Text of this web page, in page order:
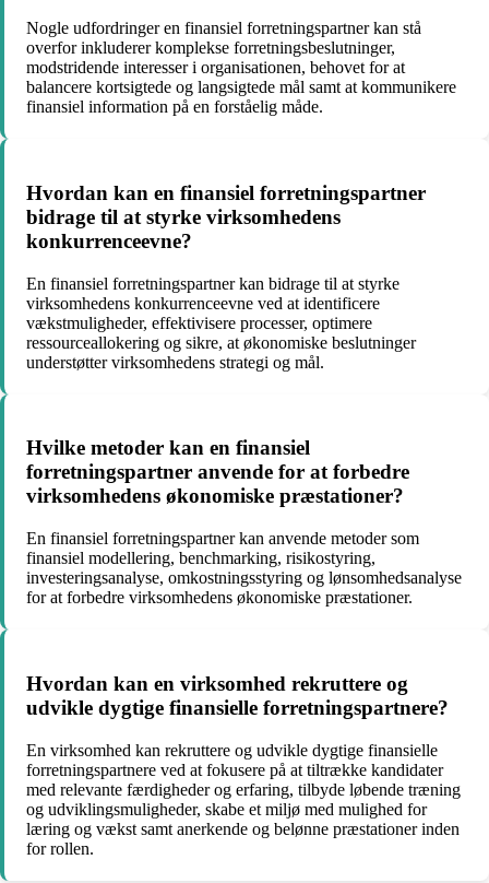
Nogle udfordringer en finansiel forretningspartner kan stå
overfor inkluderer komplekse forretningsbeslutninger,
modstridende interesser i organisationen, behovet for at
balancere kortsigtede og langsigtede mål samt at kommunikere
finansiel information på en forståelig måde.
Hvordan kan en finansiel forretningspartner
bidrage til at styrke virksomhedens
konkurrenceevne?
En finansiel forretningspartner kan bidrage til at styrke
virksomhedens konkurrenceevne ved at identificere
vækstmuligheder, effektivisere processer, optimere
ressourceallokering og sikre, at økonomiske beslutninger
understøtter virksomhedens strategi og mål.
Hvilke metoder kan en finansiel
forretningspartner anvende for at forbedre
virksomhedens økonomiske præstationer?
En finansiel forretningspartner kan anvende metoder som
finansiel modellering, benchmarking, risikostyring,
investeringsanalyse, omkostningsstyring og lønsomhedsanalyse
for at forbedre virksomhedens økonomiske præstationer.
Hvordan kan en virksomhed rekruttere og
udvikle dygtige finansielle forretningspartnere?
En virksomhed kan rekruttere og udvikle dygtige finansielle
forretningspartnere ved at fokusere på at tiltrække kandidater
med relevante færdigheder og erfaring, tilbyde løbende træning
og udviklingsmuligheder, skabe et miljø med mulighed for
læring og vækst samt anerkende og belønne præstationer inden
for rollen.